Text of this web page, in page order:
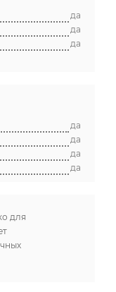
да
да
да
да
да
да
да
для